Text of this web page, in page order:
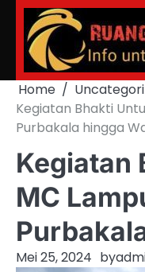
Skip
content
Home
Kegiatan Bhakti
Purbakala hingga
Kegiatan
MC
Mei 25, 2024 by